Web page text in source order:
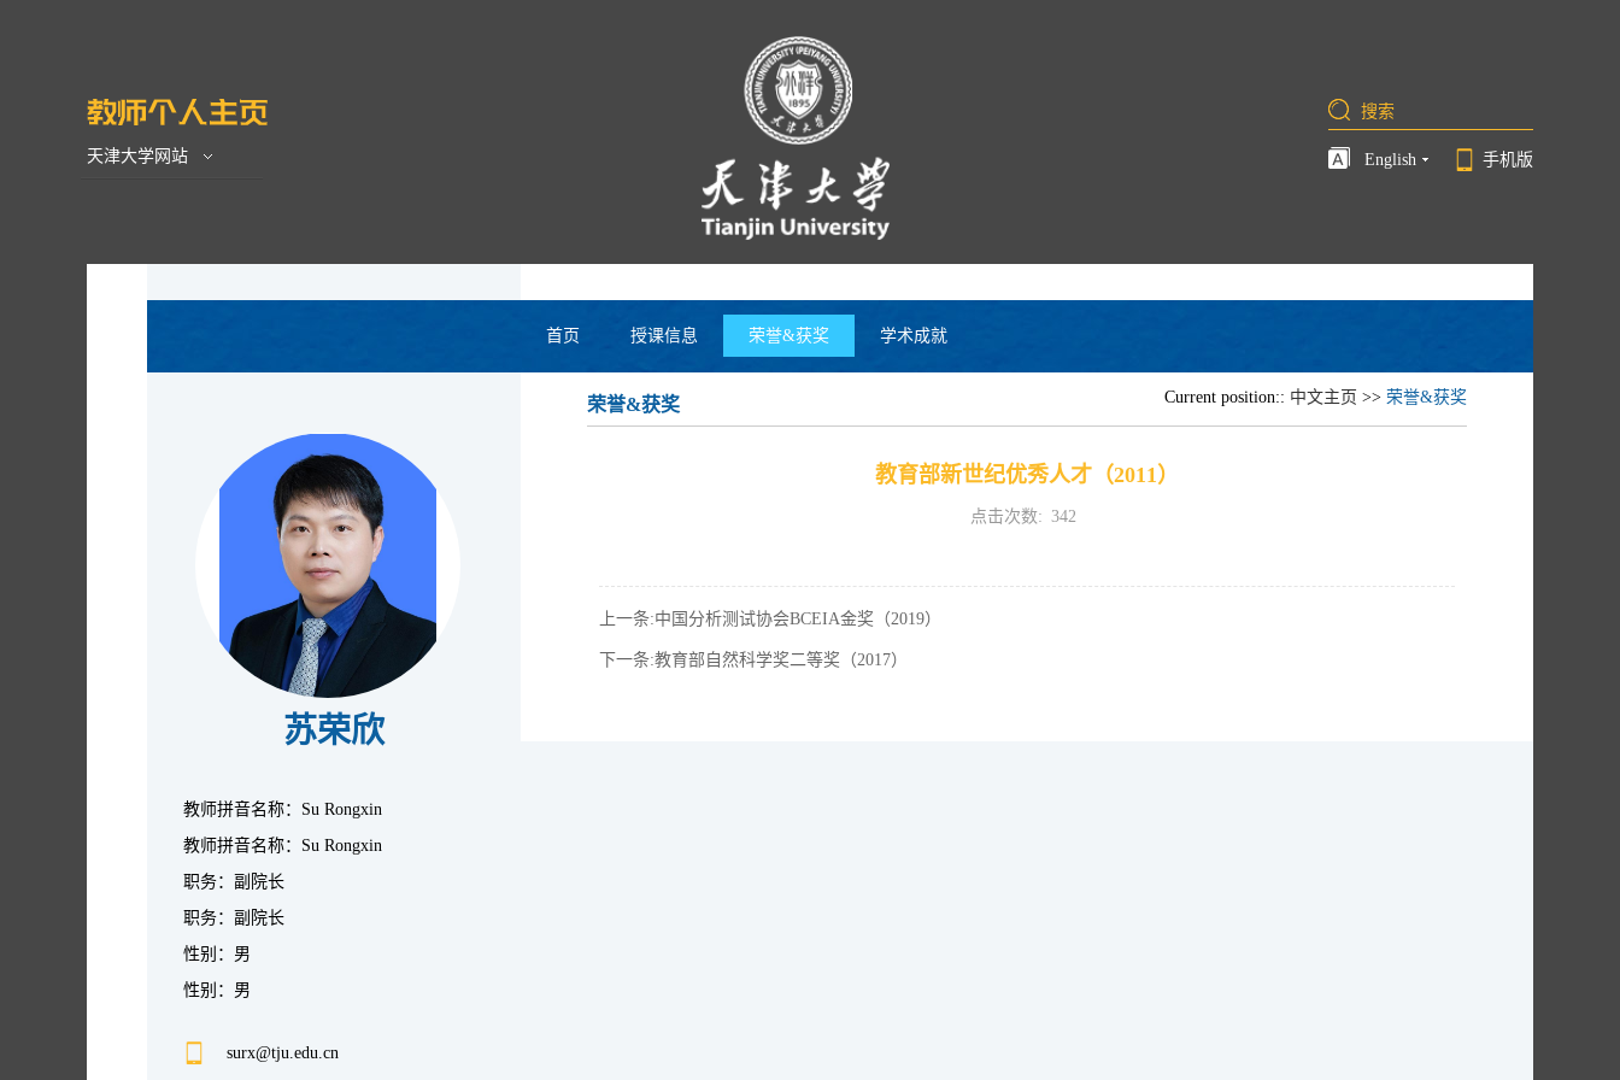
天津大学网站 English 手机版
首页 授课信息 荣誉&获奖 学术成就
苏荣欣
教师拼音名称：Su Rongxin
教师拼音名称：Su Rongxin
职务：副院长
职务：副院长
性别：男
性别：男
surx@tju.edu.cn
荣誉&获奖 Current position:: 中文主页 >> 荣誉&获奖
教育部新世纪优秀人才（2011）
点击次数: 342
上一条:中国分析测试协会BCEIA金奖（2019）
下一条:教育部自然科学奖二等奖（2017）